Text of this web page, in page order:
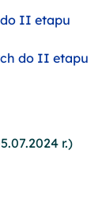
II etapu
do II etapu
r.)